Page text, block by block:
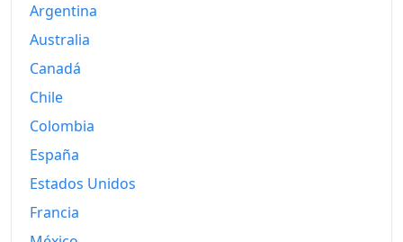
2012
2013
2015
2016
2018
Argentina
Australia
Canadá
Chile
Colombia
España
Estados Unidos
Francia